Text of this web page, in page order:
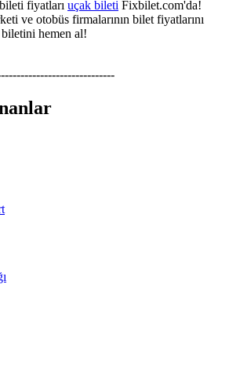
fiyatları uçak bileti Fixbilet.com'da!
ve otobüs firmalarının bilet fiyatlarını
biletini hemen al!